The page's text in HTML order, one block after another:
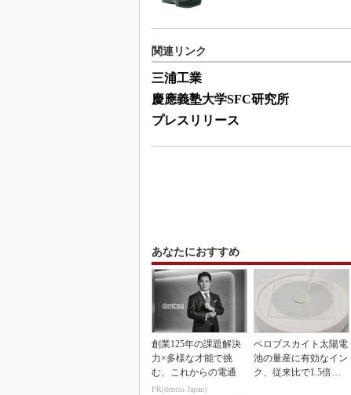
関連リンク
三浦工業
慶應義塾大学SFC研究所
プレスリリース
あなたにおすすめ
創業125年の課題解決
力×多様な才能で挑
む、これからの電通
PR(dentsu Japan)
ペロブスカイト太陽電
池の量産に有効なイン
ク、従来比で1.5倍の